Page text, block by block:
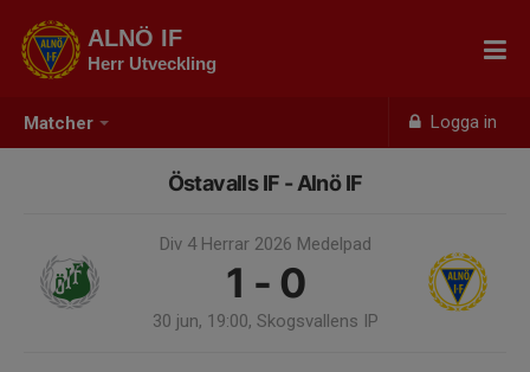
Matcher Logga in
ALNÖ IF
Herr Utveckling
Östavalls IF - Alnö IF
Div 4 Herrar 2026 Medelpad
1 - 0
30 jun, 19:00, Skogsvallens IP